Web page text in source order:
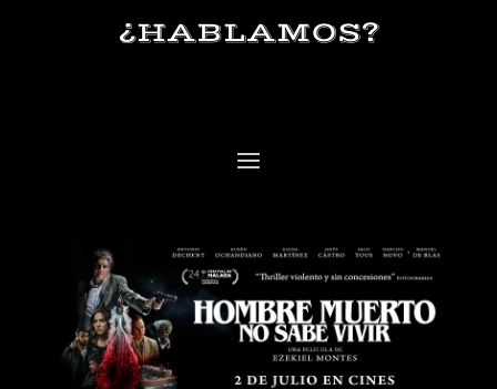
¿HABLAMOS?